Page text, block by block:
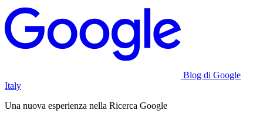
Blog di Google
Italy
Una nuova esperienza nella Ricerca Google